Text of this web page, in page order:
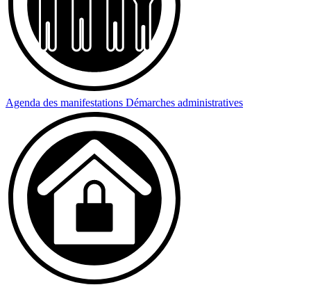
Agenda des manifestations Démarches administratives